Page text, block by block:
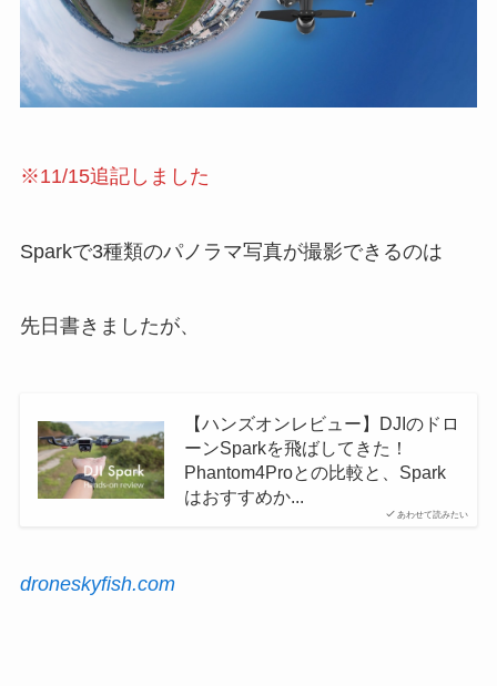
※11/15追記しました
Sparkで3種類のパノラマ写真が撮影できるのは
先日書きましたが、
あわせて読みたい
【ハンズオンレビュー】DJIのドロ
ーンSparkを飛ばしてきた！
Phantom4Proとの比較と、Spark
はおすすめか...
droneskyfish.com